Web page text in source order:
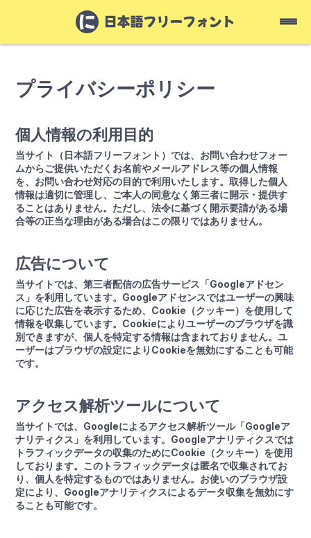
プライバシーポリシー
個人情報の利用目的
当サイト（日本語フリーフォント）では、お問い合わせフォー
ムからご提供いただくお名前やメールアドレス等の個人情報
を、お問い合わせ対応の目的で利用いたします。取得した個人
情報は適切に管理し、ご本人の同意なく第三者に開示・提供す
ることはありません。ただし、法令に基づく開示要請がある場
合等の正当な理由がある場合はこの限りではありません。
広告について
当サイトでは、第三者配信の広告サービス「Googleアドセン
ス」を利用しています。Googleアドセンスではユーザーの興味
に応じた広告を表示するため、Cookie（クッキー）を使用して
情報を収集しています。Cookieによりユーザーのブラウザを識
別できますが、個人を特定する情報は含まれておりません。ユ
ーザーはブラウザの設定によりCookieを無効にすることも可能
です。
アクセス解析ツールについて
当サイトでは、Googleによるアクセス解析ツール「Googleア
ナリティクス」を利用しています。Googleアナリティクスでは
トラフィックデータの収集のためにCookie（クッキー）を使用
しております。このトラフィックデータは匿名で収集されてお
り、個人を特定するものではありません。お使いのブラウザ設
定により、Googleアナリティクスによるデータ収集を無効にす
ることも可能です。